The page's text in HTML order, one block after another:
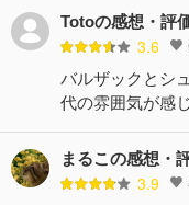
Totoの感想・評
3.6
バルザックとシ
代の雰囲気が感
まるこの感想・
3.9